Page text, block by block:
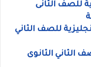
للصف الثانى
للصف الثاني
الثاني الثانوى